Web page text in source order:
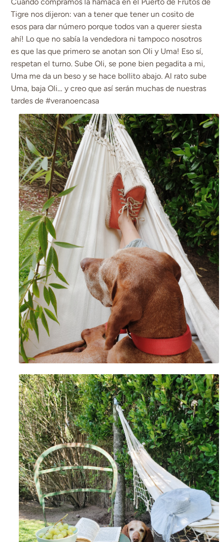
Tigre nos dijeron: van a tener que tener un cosito de
esos para dar número porque todos van a querer siesta
ahí! Lo que no sabía la vendedora ni tampoco nosotros
es que las que primero se anotan son Oli y Uma! Eso sí,
respetan el turno. Sube Oli, se pone bien pegadita a mi,
Uma me da un beso y se hace bollito abajo. Al rato sube
Uma, baja Oli… y creo que así serán muchas de nuestras
tardes de #veranoencasa